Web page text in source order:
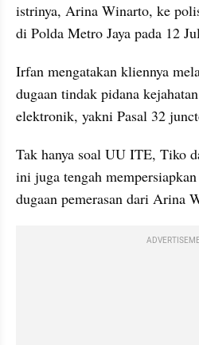
istrinya, Arina Winarto, ke
di Polda Metro Jaya pada 12
Irfan mengatakan kliennya
dugaan tindak pidana
elektronik, yakni Pasal 32
Tak hanya soal UU ITE, Tiko
ini juga tengah
dugaan pemerasan dari Arina